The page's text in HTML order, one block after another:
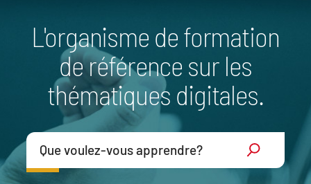
L'organisme de formation
de référence sur les
thématiques digitales.